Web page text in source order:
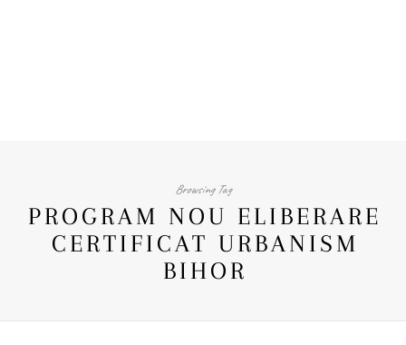
Browsing Tag
PROGRAM NOU ELIBERARE
CERTIFICAT URBANISM
BIHOR